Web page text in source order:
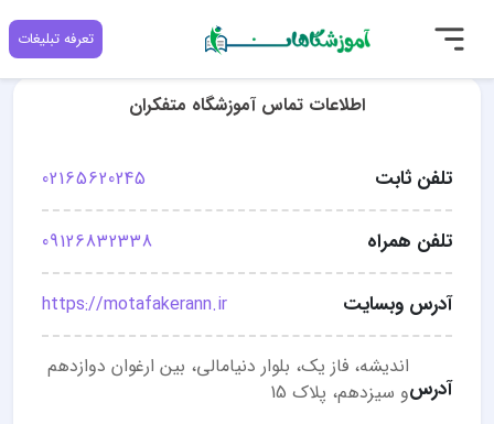
تعرفه تبلیغات
اطلاعات تماس آموزشگاه متفکران
تلفن ثابت 02165620245
تلفن همراه 09126832338
آدرس وبسایت https://motafakerann.ir
آدرس
اندیشه، فاز یک، بلوار دنیامالی، بین ارغوان دوازدهم
و سیزدهم، پلاک 15